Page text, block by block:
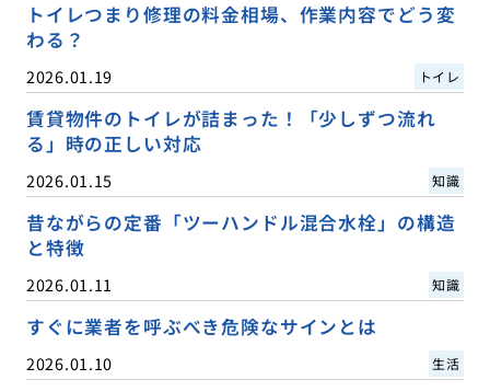
トイレつまり修理の料金相場、作業内容でどう変
わる？
2026.01.19 トイレ
賃貸物件のトイレが詰まった！「少しずつ流れ
る」時の正しい対応
2026.01.15 知識
昔ながらの定番「ツーハンドル混合水栓」の構造
と特徴
2026.01.11 知識
すぐに業者を呼ぶべき危険なサインとは
2026.01.10 生活